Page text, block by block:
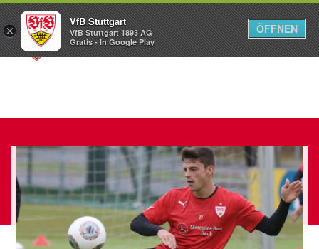
Menü
×
VfB Stuttgart
VfB Stuttgart 1893 AG
Gratis - In Google Play
ÖFFNEN